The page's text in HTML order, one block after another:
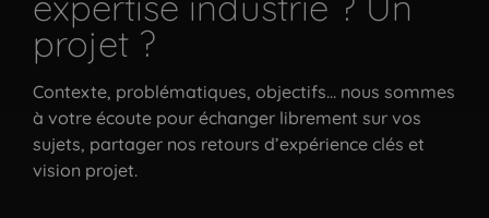
projet ?
Contexte, problématiques, objectifs... nous sommes
à votre écoute pour échanger librement sur vos
sujets, partager nos retours d’expérience clés et
vision projet.